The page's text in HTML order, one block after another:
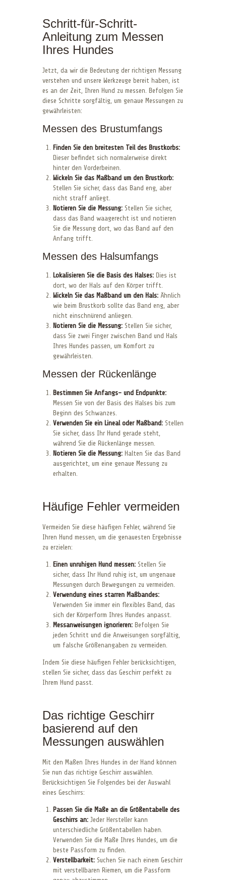
Schritt-für-Schritt-
Anleitung zum Messen
Ihres Hundes
Jetzt, da wir die Bedeutung der richtigen Messung
verstehen und unsere Werkzeuge bereit haben, ist
es an der Zeit, Ihren Hund zu messen. Befolgen Sie
diese Schritte sorgfältig, um genaue Messungen zu
gewährleisten:
Messen des Brustumfangs
Finden Sie den breitesten Teil des Brustkorbs:
Dieser befindet sich normalerweise direkt
hinter den Vorderbeinen.
Wickeln Sie das Maßband um den Brustkorb:
Stellen Sie sicher, dass das Band eng, aber
nicht straff anliegt.
Notieren Sie die Messung: Stellen Sie sicher,
dass das Band waagerecht ist und notieren
Sie die Messung dort, wo das Band auf den
Anfang trifft.
Messen des Halsumfangs
Lokalisieren Sie die Basis des Halses: Dies ist
dort, wo der Hals auf den Körper trifft.
Wickeln Sie das Maßband um den Hals: Ähnlich
wie beim Brustkorb sollte das Band eng, aber
nicht einschnürend anliegen.
Notieren Sie die Messung: Stellen Sie sicher,
dass Sie zwei Finger zwischen Band und Hals
Ihres Hundes passen, um Komfort zu
gewährleisten.
Messen der Rückenlänge
Bestimmen Sie Anfangs- und Endpunkte:
Messen Sie von der Basis des Halses bis zum
Beginn des Schwanzes.
Verwenden Sie ein Lineal oder Maßband: Stellen
Sie sicher, dass Ihr Hund gerade steht,
während Sie die Rückenlänge messen.
Notieren Sie die Messung: Halten Sie das Band
ausgerichtet, um eine genaue Messung zu
erhalten.
Häufige Fehler vermeiden
Vermeiden Sie diese häufigen Fehler, während Sie
Ihren Hund messen, um die genauesten Ergebnisse
zu erzielen:
Einen unruhigen Hund messen: Stellen Sie
sicher, dass Ihr Hund ruhig ist, um ungenaue
Messungen durch Bewegungen zu vermeiden.
Verwendung eines starren Maßbandes:
Verwenden Sie immer ein flexibles Band, das
sich der Körperform Ihres Hundes anpasst.
Messanweisungen ignorieren: Befolgen Sie
jeden Schritt und die Anweisungen sorgfältig,
um falsche Größenangaben zu vermeiden.
Indem Sie diese häufigen Fehler berücksichtigen,
stellen Sie sicher, dass das Geschirr perfekt zu
Ihrem Hund passt.
Das richtige Geschirr
basierend auf den
Messungen auswählen
Mit den Maßen Ihres Hundes in der Hand können
Sie nun das richtige Geschirr auswählen.
Berücksichtigen Sie Folgendes bei der Auswahl
eines Geschirrs:
Passen Sie die Maße an die Größentabelle des
Geschirrs an: Jeder Hersteller kann
unterschiedliche Größentabellen haben.
Verwenden Sie die Maße Ihres Hundes, um die
beste Passform zu finden.
Verstellbarkeit: Suchen Sie nach einem Geschirr
mit verstellbaren Riemen, um die Passform